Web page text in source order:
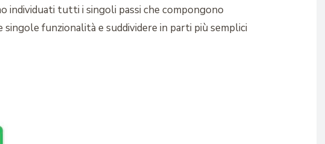
individuati tutti i singoli passi che compongono
funzionalità e suddividere in parti più semplici